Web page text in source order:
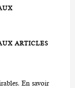
ARTICLES
En savoir